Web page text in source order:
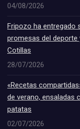
04/08/2026
Fripozo ha entregado
promesas del deporte
Cotillas
28/07/2026
«Recetas
de verano, ensaladas
patatas
02/07/2026